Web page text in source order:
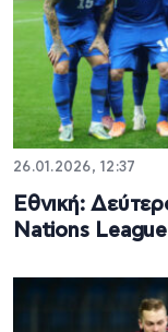
26.01.2026, 12:37
Εθνική:
Nations League